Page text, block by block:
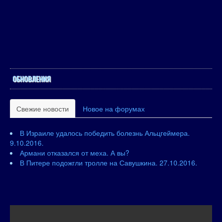
ОБНОВЛЕНИЯ
Свежие новости Новое на форумах
В Израиле удалось победить болезнь Альцгеймера.
9.10.2016.
Армани отказался от меха. А вы?
В Питере подожгли тролле на Савушкина. 27.10.2016.